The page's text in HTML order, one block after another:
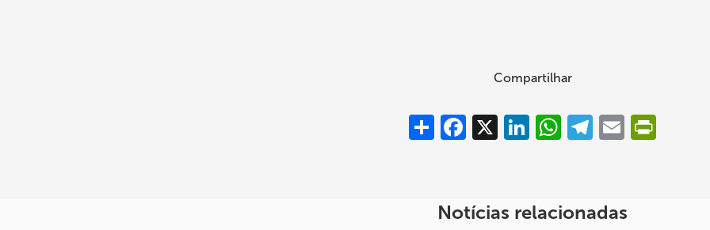
Compartilhar
Compartilhar
Facebook
X LinkedInWhatsAppTelegram
Email
Notícias relacionadas